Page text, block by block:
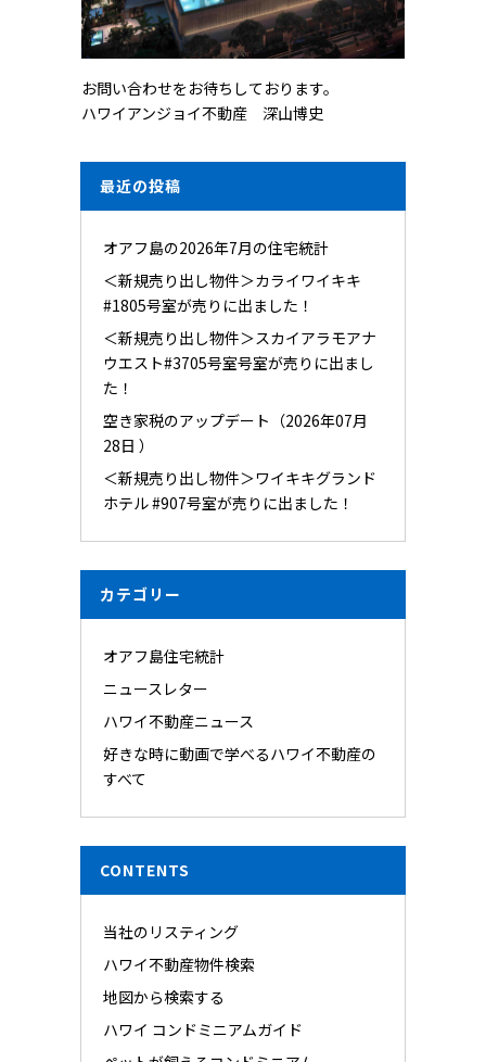
お問い合わせをお待ちしております。
ハワイアンジョイ不動産 深山博史
最近の投稿
オアフ島の2026年7月の住宅統計
＜新規売り出し物件＞カライワイキキ
#1805号室が売りに出ました！
＜新規売り出し物件＞スカイアラモアナ
ウエスト#3705号室号室が売りに出まし
た！
空き家税のアップデート（2026年07月
28日 ）
＜新規売り出し物件＞ワイキキグランド
ホテル #907号室が売りに出ました！
カテゴリー
オアフ島住宅統計
ニュースレター
ハワイ不動産ニュース
好きな時に動画で学べるハワイ不動産の
すべて
CONTENTS
当社のリスティング
ハワイ不動産物件検索
地図から検索する
ハワイ コンドミニアムガイド